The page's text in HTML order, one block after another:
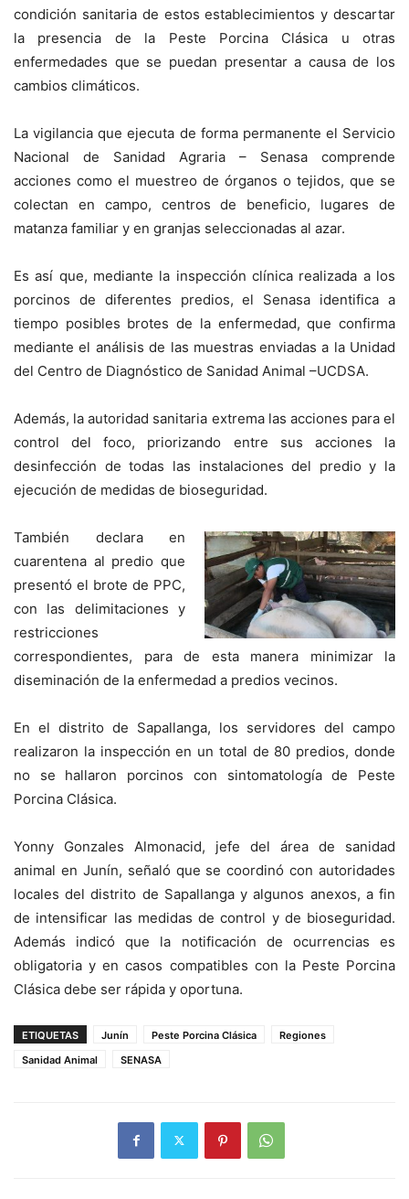
condición sanitaria de estos establecimientos y descartar
la presencia de la Peste Porcina Clásica u otras
enfermedades que se puedan presentar a causa de los
cambios climáticos.
La vigilancia que ejecuta de forma permanente el Servicio
Nacional de Sanidad Agraria – Senasa comprende
acciones como el muestreo de órganos o tejidos, que se
colectan en campo, centros de beneficio, lugares de
matanza familiar y en granjas seleccionadas al azar.
Es así que, mediante la inspección clínica realizada a los
porcinos de diferentes predios, el Senasa identifica a
tiempo posibles brotes de la enfermedad, que confirma
mediante el análisis de las muestras enviadas a la Unidad
del Centro de Diagnóstico de Sanidad Animal –UCDSA.
Además, la autoridad sanitaria extrema las acciones para el
control del foco, priorizando entre sus acciones la
desinfección de todas las instalaciones del predio y la
ejecución de medidas de bioseguridad.
También declara en
cuarentena al predio que
presentó el brote de PPC,
con las delimitaciones y
restricciones
correspondientes, para de esta manera minimizar la
diseminación de la enfermedad a predios vecinos.
En el distrito de Sapallanga, los servidores del campo
realizaron la inspección en un total de 80 predios, donde
no se hallaron porcinos con sintomatología de Peste
Porcina Clásica.
Yonny Gonzales Almonacid, jefe del área de sanidad
animal en Junín, señaló que se coordinó con autoridades
locales del distrito de Sapallanga y algunos anexos, a fin
de intensificar las medidas de control y de bioseguridad.
Además indicó que la notificación de ocurrencias es
obligatoria y en casos compatibles con la Peste Porcina
Clásica debe ser rápida y oportuna.
ETIQUETAS Junín Peste Porcina Clásica
Regiones
Sanidad Animal
SENASA